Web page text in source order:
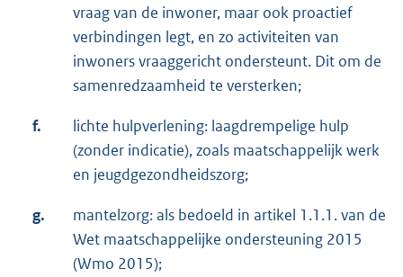
vraag van de inwoner, maar ook proactief
verbindingen legt, en zo activiteiten van
inwoners vraaggericht ondersteunt. Dit om de
samenredzaamheid te versterken;
f.
lichte hulpverlening: laagdrempelige hulp
(zonder indicatie), zoals maatschappelijk werk
en jeugdgezondheidszorg;
g.
mantelzorg: als bedoeld in artikel 1.1.1. van de
Wet maatschappelijke ondersteuning 2015
(Wmo 2015);